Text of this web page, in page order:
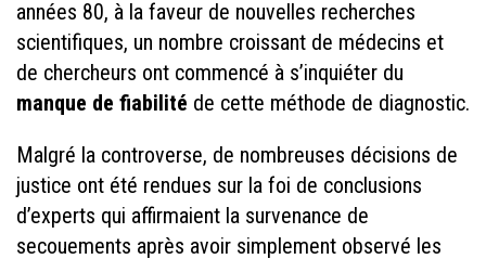
années 80, à la faveur de nouvelles recherches
scientifiques, un nombre croissant de médecins et
de chercheurs ont commencé à s’inquiéter du
manque de fiabilité de cette méthode de diagnostic.
Malgré la controverse, de nombreuses décisions de
justice ont été rendues sur la foi de conclusions
d’experts qui affirmaient la survenance de
secouements après avoir simplement observé les